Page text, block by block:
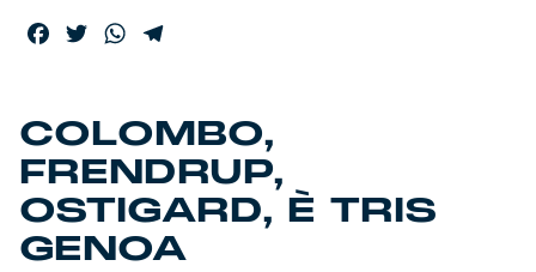
Facebook
TwitterWhatsApp
COLOMBO,
FRENDRUP,
OSTIGARD, È TRIS
GENOA